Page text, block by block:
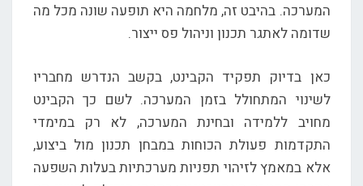
המערכה. בהיבט זה, מלחמה היא תופעה שונה מכל מה
שדומה לאתגר תכנון וניהול פס ייצור.
כאן בדיוק תפקיד הקבינט, בקשב הנדרש מחבריו
לשינוי המתחולל בזמן המערכה. לשם כך הקבינט
מחויב ללמידה ובחינת המערכה, לא רק במימדי
התקדמות פעולת הכוחות במבחן תכנון מול ביצוע,
אלא במאמץ לזיהוי תפניות מערכתיות בעלות השפעה